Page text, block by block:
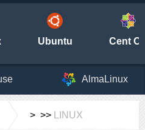
Ubuntu Cent
AlmaLinux
> >> LINUX